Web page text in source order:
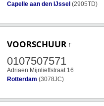
Capelle aan den IJssel (2905TD)
VOORSCHUUR r
0107507571
Adriaen Mijnlieffstraat 16
Rotterdam (3078JC)